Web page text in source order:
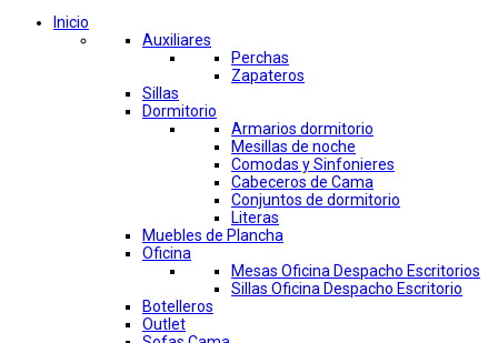
Inicio
Auxiliares
Perchas
Zapateros
Sillas
Dormitorio
Armarios dormitorio
Mesillas de noche
Comodas y Sinfonieres
Cabeceros de Cama
Conjuntos de dormitorio
Literas
Muebles de Plancha
Oficina
Mesas Oficina Despacho Escritorios
Sillas Oficina Despacho Escritorio
Botelleros
Outlet